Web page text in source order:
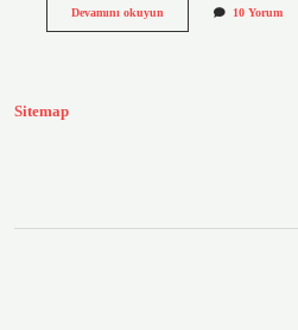
Devamını okuyunBir
Kişiye
10 Yorum
Sitemap